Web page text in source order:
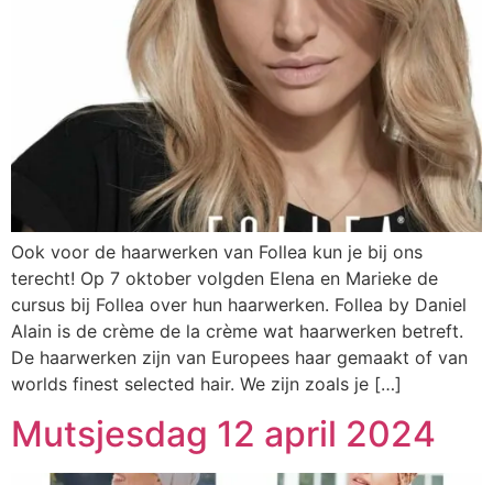
Ook voor de haarwerken van Follea kun je bij ons
terecht! Op 7 oktober volgden Elena en Marieke de
cursus bij Follea over hun haarwerken. Follea by Daniel
Alain is de crème de la crème wat haarwerken betreft.
De haarwerken zijn van Europees haar gemaakt of van
worlds finest selected hair. We zijn zoals je […]
Mutsjesdag 12 april 2024